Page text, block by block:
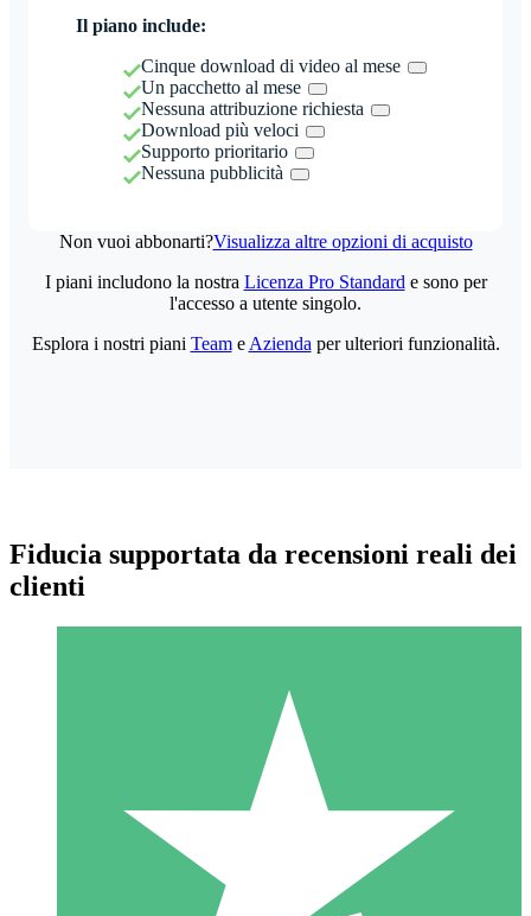
Il piano include:
Cinque download di video al mese
Un pacchetto al mese
Nessuna attribuzione richiesta
Download più veloci
Supporto prioritario
Nessuna pubblicità
Non vuoi abbonarti?Visualizza altre opzioni di acquisto
Pacchetti di Crediti Individuali
Paga a consumo con crediti di download. Nessun impegno
I piani includono la nostra Licenza Pro Standard e sono per
l'accesso a utente singolo.
Esplora i nostri piani Teame Azienda per ulteriori funzionalità.
Fiducia supportata da recensioni reali dei
clienti